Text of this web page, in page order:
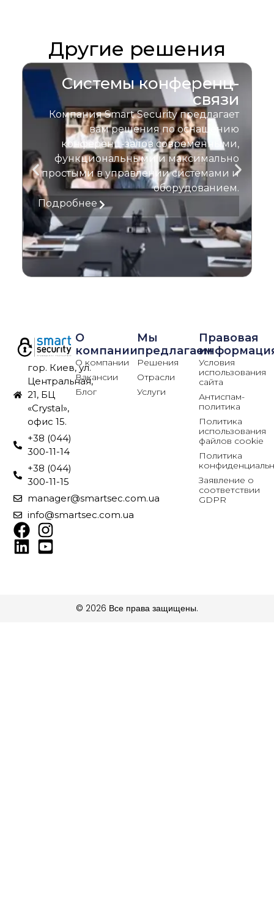
Другие решения
Системы конференц-
связи
Компания Smart Security предлагает
вам решения по оснащению
конференц-залов современными,
функциональными и максимально
простыми в управлении системами и
оборудованием.
Подробнее
гор. Киев, ул.
Центральная,
21, БЦ
«Crystal»,
офис 15.
+38 (044)
300-11-14
+38 (044)
300-11-15
manager@smartsec.com.ua
info@smartsec.com.ua
О
компании
О компании
Вакансии
Блог
Мы
предлагаем
Решения
Отрасли
Услуги
Правовая
Условия
использования
сайта
Антиспам-
политика
Политика
использования
файлов cookie
Политика
Заявление о
соответствии
GDPR
© 2026 Все права защищены.